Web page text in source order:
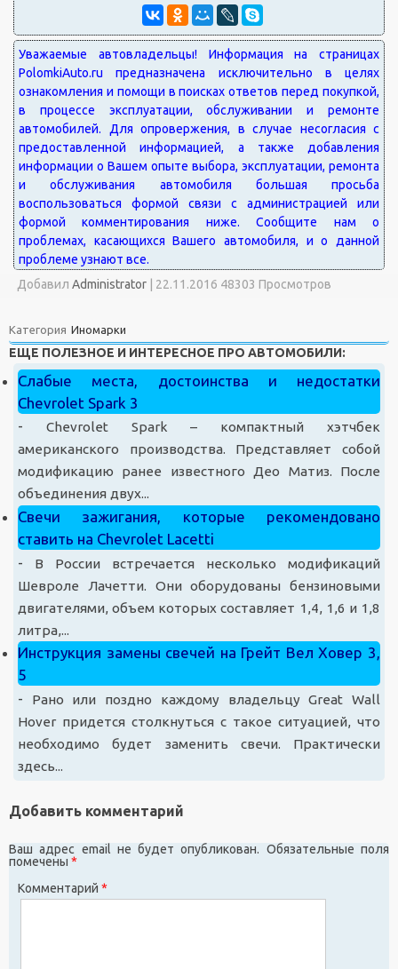
Добавил Administrator 22.11.2016 48303 Просмотров
Категория Иномарки
ЕЩЕ ПОЛЕЗНОЕ И ИНТЕРЕСНОЕ ПРО АВТОМОБИЛИ:
Слабые места, достоинства и недостатки
Chevrolet Spark 3
- Chevrolet Spark – компактный хэтчбек
американского производства. Представляет собой
модификацию ранее известного Део Матиз. После
объединения двух...
Свечи зажигания, которые рекомендовано
ставить на Chevrolet Lacetti
-
В России встречается несколько модификаций
Шевроле Лачетти. Они оборудованы бензиновыми
двигателями, объем которых составляет 1,4, 1,6 и 1,8
литра,...
Инструкция замены свечей на Грейт Вел Ховер 3,
5
-
Рано или поздно каждому владельцу Great Wall
Hover придется столкнуться с такое ситуацией, что
необходимо будет заменить свечи. Практически
здесь...
Добавить комментарий
Ваш адрес email не будет опубликован. Обязательные поля
помечены *
Комментарий *